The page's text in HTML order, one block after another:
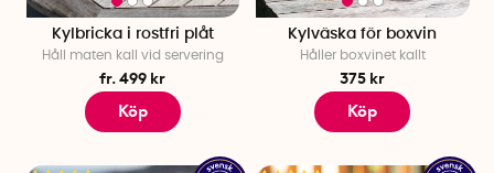
Kylbricka i rostfri plåt
Håll maten kall vid servering
fr. 499 kr
Köp
Kylväska för boxvin
Håller boxvinet kallt
375 kr
Köp